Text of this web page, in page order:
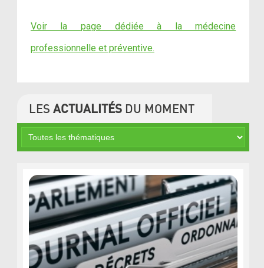
Voir la page dédiée à la médecine
professionnelle et préventive.
LES ACTUALITÉSDU MOMENT